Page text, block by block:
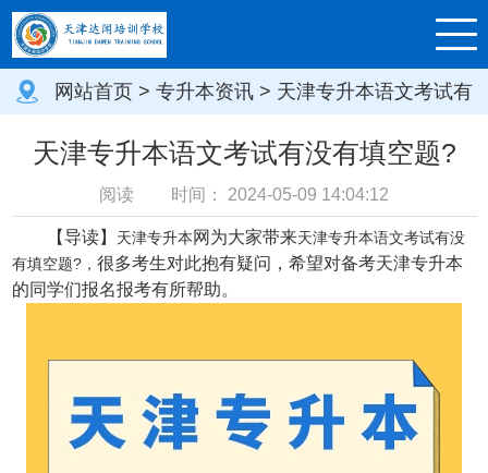
网站首页 > 专升本资讯 > 天津专升本语文考试有
没有填空题?
天津专升本语文考试有没有填空题?
阅读 时间： 2024-05-09 14:04:12
【导读】 天津专升本网 为大家带来天津专升本语文考试有没
有填空题?， 很多考生对此抱有疑问，希望对备考天津专升本
的同学们报名报考有所帮助。